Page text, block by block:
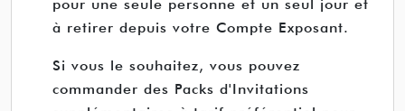
pour une seule personne et un seul jour et
à retirer depuis votre Compte Exposant.
Si vous le souhaitez, vous pouvez
commander des Packs d'Invitations